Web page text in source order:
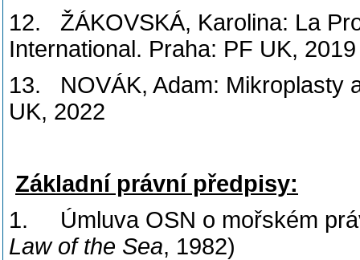
12. ŽÁKOVSKÁ, Karolina: La
International. Praha: PF UK, 2019
13. NOVÁK, Adam: Mikroplasty
UK, 2022
Základní právní předpisy:
1. Úmluva OSN o mořském
Law of the Sea, 1982)